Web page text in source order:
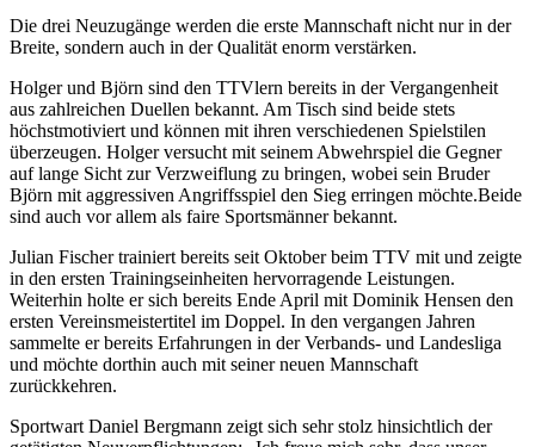
Die drei Neuzugänge werden die erste Mannschaft nicht nur in der
Breite, sondern auch in der Qualität enorm verstärken.
Holger und Björn sind den TTVlern bereits in der Vergangenheit
aus zahlreichen Duellen bekannt. Am Tisch sind beide stets
höchstmotiviert und können mit ihren verschiedenen Spielstilen
überzeugen. Holger versucht mit seinem Abwehrspiel die Gegner
auf lange Sicht zur Verzweiflung zu bringen, wobei sein Bruder
Björn mit aggressiven Angriffsspiel den Sieg erringen möchte.Beide
sind auch vor allem als faire Sportsmänner bekannt.
Julian Fischer trainiert bereits seit Oktober beim TTV mit und zeigte
in den ersten Trainingseinheiten hervorragende Leistungen.
Weiterhin holte er sich bereits Ende April mit Dominik Hensen den
ersten Vereinsmeistertitel im Doppel. In den vergangen Jahren
sammelte er bereits Erfahrungen in der Verbands- und Landesliga
und möchte dorthin auch mit seiner neuen Mannschaft
zurückkehren.
Sportwart Daniel Bergmann zeigt sich sehr stolz hinsichtlich der